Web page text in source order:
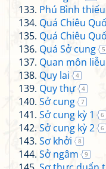
Phú Bình
Quá Chiêu
Quá Chiêu
Quá Sở cung 5
Quan môn liễu
Quy lai 4
Quy thự 4
Sở cung 7
Sở cung kỳ 1 6
Sở cung kỳ 2 6
Sơ khởi 8
Sở ngâm 9